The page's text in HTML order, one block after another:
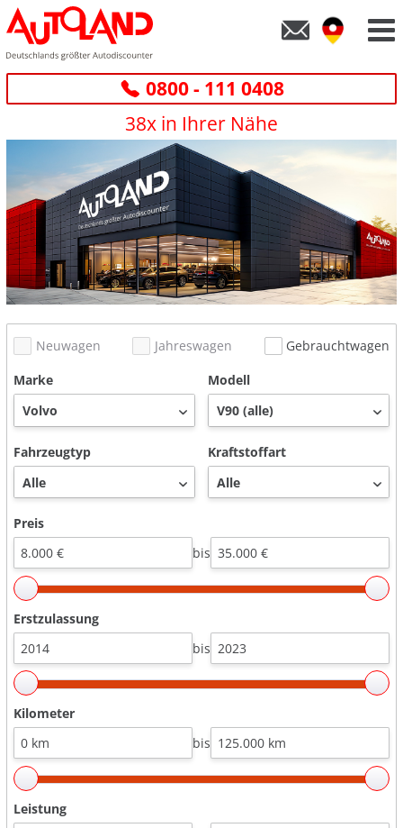
0800 - 111 0408
38x in Ihrer Nähe
Neuwagen Jahreswagen
Gebrauchtwagen
Marke
Modell
Fahrzeugtyp Kraftstoffart
Preis
bis
Erstzulassung
bis
Kilometer
bis
Leistung